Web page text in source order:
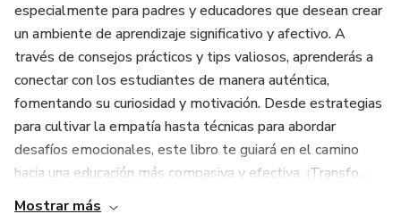
especialmente para padres y educadores que desean crear
un ambiente de aprendizaje significativo y afectivo. A
través de consejos prácticos y tips valiosos, aprenderás a
conectar con los estudiantes de manera auténtica,
fomentando su curiosidad y motivación. Desde estrategias
para cultivar la empatía hasta técnicas para abordar
desafíos emocionales, este libro te guiará en el camino
hacia una educación más compasiva y efectiva. ¡Transfo...
Mostrar más